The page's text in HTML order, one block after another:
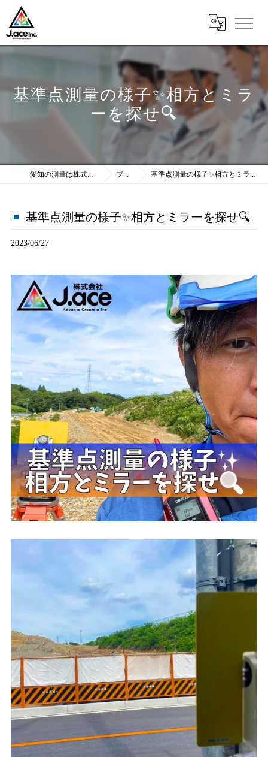
基準点測量の様子✨相方とミラ
ーを探せ🔍
愛知の測量は株式会社J.ace ブログ 基準点測量の様子✨相方とミラーを探せ🔍
基準点測量の様子✨相方とミラーを探せ🔍
2023/06/27